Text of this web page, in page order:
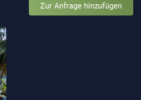
Zur Anfrage hinzufügen